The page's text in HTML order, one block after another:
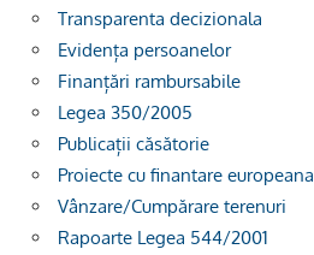
Transparenta decizionala
Evidența persoanelor
Finanțări rambursabile
Legea 350/2005
Publicații căsătorie
Proiecte cu finantare europeana
Vânzare/Cumpărare terenuri
Rapoarte Legea 544/2001